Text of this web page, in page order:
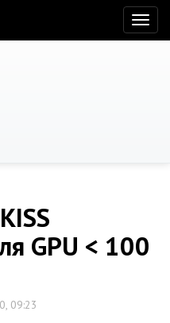
GPU < 100
09:23